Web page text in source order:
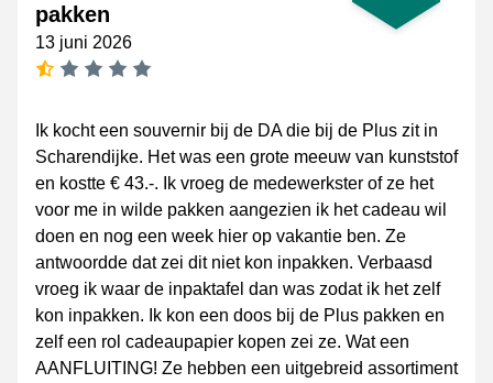
pakken
13 juni 2026
Ik kocht een souvernir bij de DA die bij de Plus zit in
Scharendijke. Het was een grote meeuw van kunststof
en kostte € 43.-. Ik vroeg de medewerkster of ze het
voor me in wilde pakken aangezien ik het cadeau wil
doen en nog een week hier op vakantie ben. Ze
antwoordde dat zei dit niet kon inpakken. Verbaasd
vroeg ik waar de inpaktafel dan was zodat ik het zelf
kon inpakken. Ik kon een doos bij de Plus pakken en
zelf een rol cadeaupapier kopen zei ze. Wat een
AANFLUITING! Ze hebben een uitgebreid assortiment